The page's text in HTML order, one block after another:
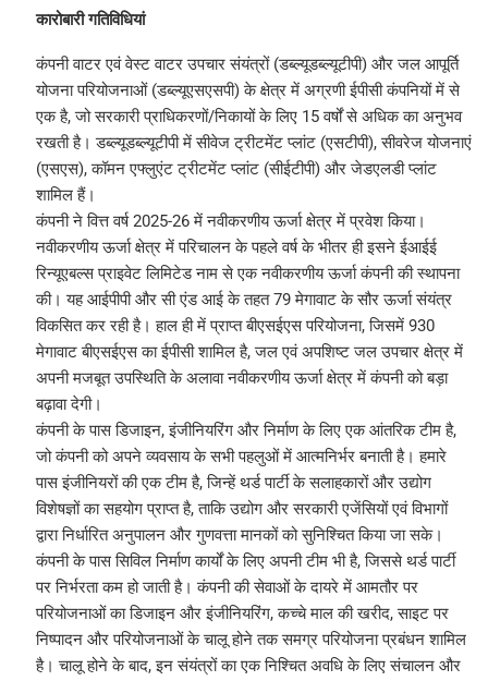
कारोबारी गतिविधियां
कंपनी वाटर एवं वेस्ट वाटर उपचार संयंत्रों (डब्ल्यूडब्ल्यूटीपी) और जल आपूर्ति
योजना परियोजनाओं (डब्ल्यूएसएसपी) के क्षेत्र में अग्रणी ईपीसी कंपनियों में से
एक है, जो सरकारी प्राधिकरणों/निकायों के लिए 15 वर्षों से अधिक का अनुभव
रखती है। डब्ल्यूडब्ल्यूटीपी में सीवेज ट्रीटमेंट प्लांट (एसटीपी), सीवरेज योजनाएं
(एसएस), कॉमन एफ्लुएंट ट्रीटमेंट प्लांट (सीईटीपी) और जेडएलडी प्लांट
शामिल हैं।
कंपनी ने वित्त वर्ष 2025-26 में नवीकरणीय ऊर्जा क्षेत्र में प्रवेश किया।
नवीकरणीय ऊर्जा क्षेत्र में परिचालन के पहले वर्ष के भीतर ही इसने ईआईई
रिन्यूएबल्स प्राइवेट लिमिटेड नाम से एक नवीकरणीय ऊर्जा कंपनी की स्थापना
की। यह आईपीपी और सी एंड आई के तहत 79 मेगावाट के सौर ऊर्जा संयंत्र
विकसित कर रही है। हाल ही में प्राप्त बीएसईएस परियोजना, जिसमें 930
मेगावाट बीएसईएस का ईपीसी शामिल है, जल एवं अपशिष्ट जल उपचार क्षेत्र में
अपनी मजबूत उपस्थिति के अलावा नवीकरणीय ऊर्जा क्षेत्र में कंपनी को बड़ा
बढ़ावा देगी।
कंपनी के पास डिजाइन, इंजीनियरिंग और निर्माण के लिए एक आंतरिक टीम है,
जो कंपनी को अपने व्यवसाय के सभी पहलुओं में आत्मनिर्भर बनाती है। हमारे
पास इंजीनियरों की एक टीम है, जिन्हें थर्ड पार्टी के सलाहकारों और उद्योग
विशेषज्ञों का सहयोग प्राप्त है, ताकि उद्योग और सरकारी एजेंसियों एवं विभागों
द्वारा निर्धारित अनुपालन और गुणवत्ता मानकों को सुनिश्चित किया जा सके।
कंपनी के पास सिविल निर्माण कार्यों के लिए अपनी टीम भी है, जिससे थर्ड पार्टी
पर निर्भरता कम हो जाती है। कंपनी की सेवाओं के दायरे में आमतौर पर
परियोजनाओं का डिजाइन और इंजीनियरिंग, कच्चे माल की खरीद, साइट पर
निष्पादन और परियोजनाओं के चालू होने तक समग्र परियोजना प्रबंधन शामिल
है। चालू होने के बाद, इन संयंत्रों का एक निश्चित अवधि के लिए संचालन और